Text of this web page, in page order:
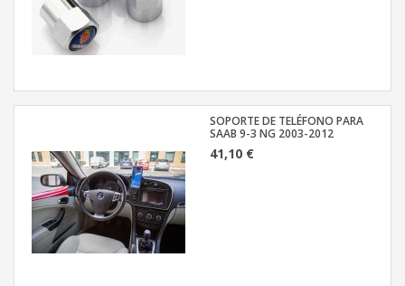
SOPORTE DE TELÉFONO PARA
SAAB 9-3 NG 2003-2012
41,10 €